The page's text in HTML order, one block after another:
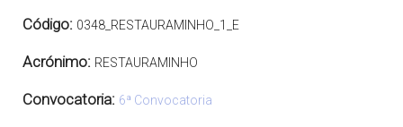
Código: 0348_RESTAURAMINHO_1_E
Acrónimo: RESTAURAMINHO
Convocatoria: 6ª Convocatoria